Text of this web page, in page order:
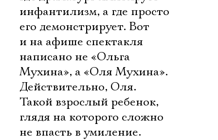
инфантилизм, а где просто
его демонстрирует. Вот
и на афише спектакля
написано не «Ольга
Мухина», а «Оля Мухина».
Действительно, Оля.
Такой взрослый ребенок,
глядя на которого сложно
не впасть в умиление.